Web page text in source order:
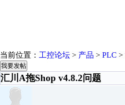
当前位置： 工控论坛 > 产品 > PLC >
我要发帖
汇川A拖Shop v4.8.2问题